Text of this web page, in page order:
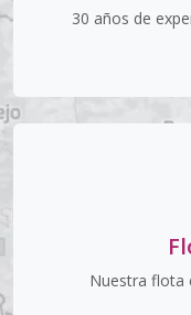
30 años de
Nuestra flota